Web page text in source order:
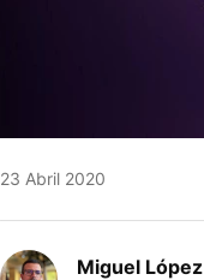
23 Abril 2020
Miguel López